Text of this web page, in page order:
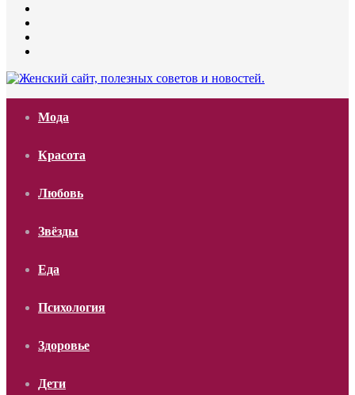
Мода
Красота
Любовь
Звёзды
Еда
Психология
Здоровье
Дети